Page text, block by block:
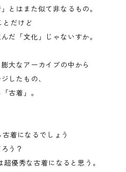
とはまた似て非なるもの。
とだけど
だ「文化」じゃないすか。
大なアーカイブの中から
したもの、
古着」。
着になるでしょう
う？
優秀な古着になると思う。